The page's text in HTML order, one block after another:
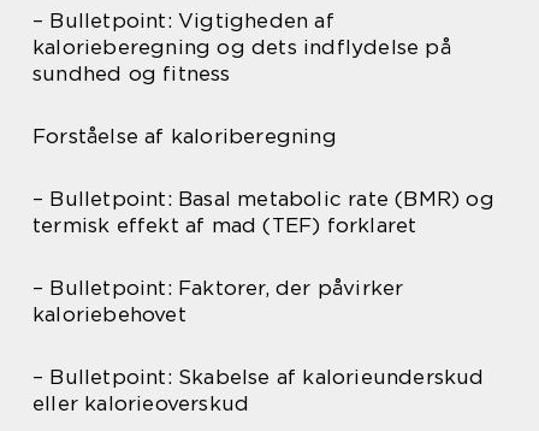
– Bulletpoint: Vigtigheden af
kalorieberegning og dets indflydelse på
sundhed og fitness
Forståelse af kaloriberegning
– Bulletpoint: Basal metabolic rate (BMR) og
termisk effekt af mad (TEF) forklaret
– Bulletpoint: Faktorer, der påvirker
kaloriebehovet
– Bulletpoint: Skabelse af kalorieunderskud
eller kalorieoverskud